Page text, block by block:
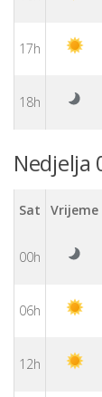
17h
18h
Nedjelja
Sat Vrijeme
00h
06h
12h